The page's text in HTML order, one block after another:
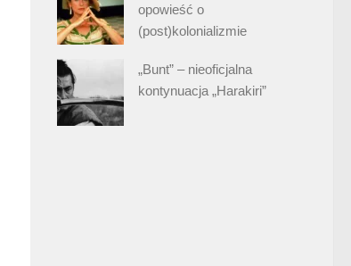
opowieść o
(post)kolonializmie
„Bunt” – nieoficjalna
kontynuacja „Harakiri”